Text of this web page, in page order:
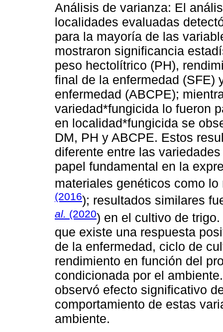
Análisis de varianza: El
localidades evaluadas
para la mayoría de las
mostraron significancia
peso hectolítrico (PH),
final de la enfermedad (SFE)
enfermedad (ABCPE);
variedad*fungicida lo fueron
en localidad*fungicida se
DM, PH y ABCPE. Estos
diferente entre las
papel fundamental en la
materiales genéticos como
(2016); resultados similares
al. (2020) en el cultivo de
que existe una respuesta
de la enfermedad, ciclo de
rendimiento en función del
condicionada por el
observó efecto significativo
comportamiento de estas
ambiente.